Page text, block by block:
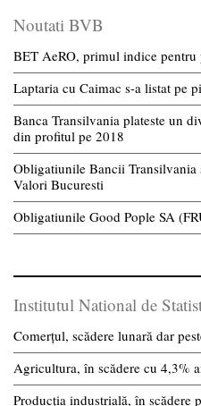
Noutati BVB
BET AeRO, primul indice pentru
Laptaria cu Caimac s-a listat pe
Banca Transilvania plateste un
din profitul pe 2018
Obligatiunile Bancii Transilvania
Valori Bucuresti
Obligatiunile Good Pople SA
Institutul National de
Comerțul, scădere lunară dar
Agricultura, în scădere cu 4,3%
Producția industrială, în scădere